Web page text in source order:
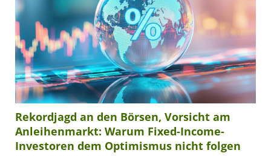
Rekordjagd an den Börsen, Vorsicht am
Anleihenmarkt: Warum Fixed-Income-
Investoren dem Optimismus nicht folgen